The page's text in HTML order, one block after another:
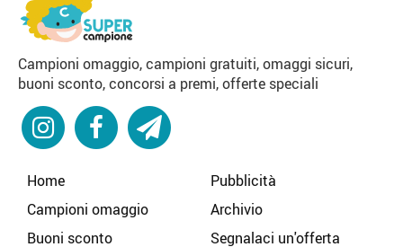
Campioni omaggio, campioni gratuiti, omaggi sicuri,
buoni sconto, concorsi a premi, offerte speciali
Home
Campioni omaggio
Buoni sconto
Pubblicità
Archivio
Segnalaci un'offerta